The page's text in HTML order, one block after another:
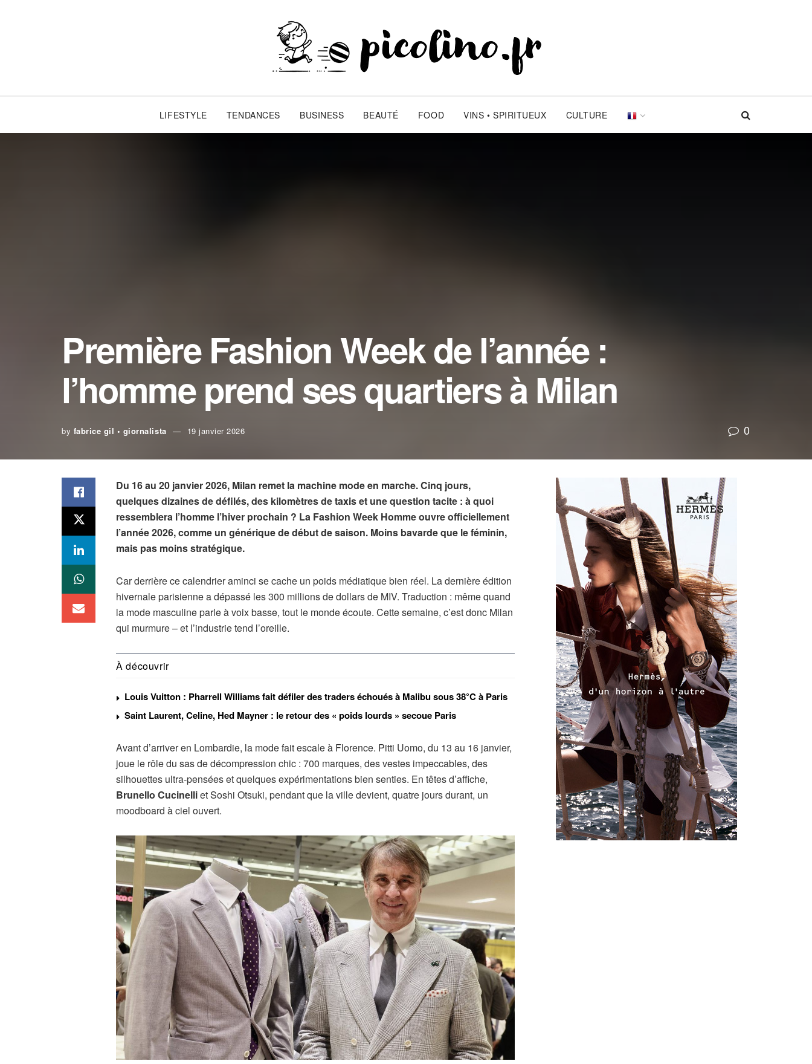
LIFESTYLE TENDANCES BUSINESS BEAUTÉ FOOD VINS • SPIRITUEUX CULTURE
Première Fashion Week de l’année :
l’homme prend ses quartiers à Milan
by fabrice gil • giornalista 19 janvier 2026 0
Du 16 au 20 janvier 2026, Milan remet la machine mode en marche. Cinq jours,
quelques dizaines de défilés, des kilomètres de taxis et une question tacite : à quoi
ressemblera l’homme l’hiver prochain ? La Fashion Week Homme ouvre officiellement
l’année 2026, comme un générique de début de saison. Moins bavarde que le féminin,
mais pas moins stratégique.
Car derrière ce calendrier aminci se cache un poids médiatique bien réel. La dernière édition
hivernale parisienne a dépassé les 300 millions de dollars de MIV. Traduction : même quand
la mode masculine parle à voix basse, tout le monde écoute. Cette semaine, c’est donc Milan
qui murmure – et l’industrie tend l’oreille.
À découvrir
Louis Vuitton : Pharrell Williams fait défiler des traders échoués à Malibu sous 38°C à Paris
Saint Laurent, Celine, Hed Mayner : le retour des « poids lourds » secoue Paris
Avant d’arriver en Lombardie, la mode fait escale à Florence. Pitti Uomo, du 13 au 16 janvier,
joue le rôle du sas de décompression chic : 700 marques, des vestes impeccables, des
silhouettes ultra-pensées et quelques expérimentations bien senties. En têtes d’affiche,
Brunello Cucinelliet Soshi Otsuki, pendant que la ville devient, quatre jours durant, un
moodboard à ciel ouvert.